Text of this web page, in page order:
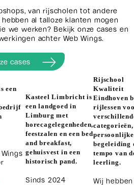
van rijscholen tot andere
hebben al talloze klanten mogen
we werken? Bekijk onze cases en
achter Web Wings.
cases
een
Kasteel Limbricht is
een landgoed in
Limburg met
horecagelegenheden,
feestzalen en een bed
and breakfast,
gehuisvest in een
historisch pand.
Sinds 2024
Rijschool
Kwaliteit
Eindhoven
rijlessen
persoonlijke
begeleiding
tempo van
leerling.
Wij